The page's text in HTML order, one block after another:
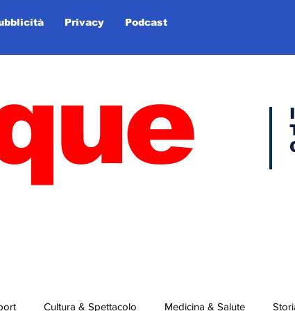
Privacy Podcast
Cultura & Spettacolo Medicina & Salute